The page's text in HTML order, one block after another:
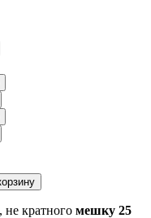
не кратного мешку 25